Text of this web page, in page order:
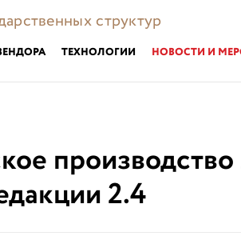
структур
ТЕХНОЛОГИИ НОВОСТИ И
производство
2.4